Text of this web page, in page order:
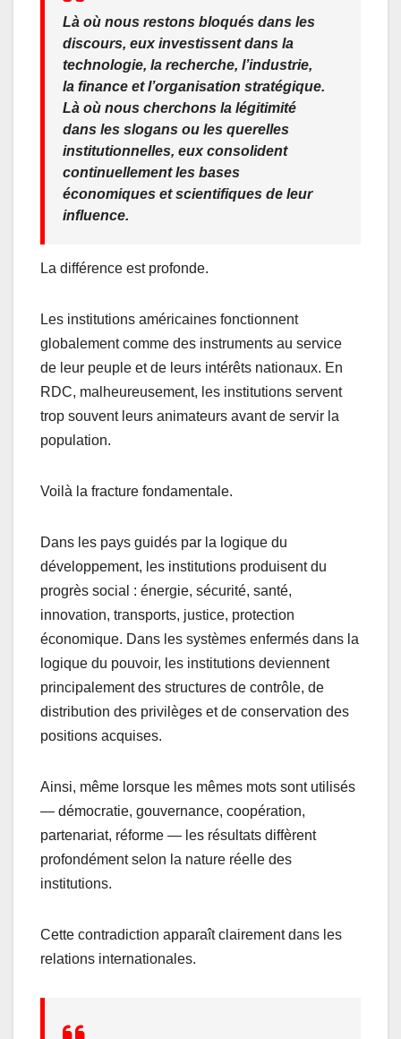
Là où nous restons bloqués dans les
discours, eux investissent dans la
technologie, la recherche, l’industrie,
la finance et l’organisation stratégique.
Là où nous cherchons la légitimité
dans les slogans ou les querelles
institutionnelles, eux consolident
continuellement les bases
économiques et scientifiques de leur
influence.
La différence est profonde.
Les institutions américaines fonctionnent
globalement comme des instruments au service
de leur peuple et de leurs intérêts nationaux. En
RDC, malheureusement, les institutions servent
trop souvent leurs animateurs avant de servir la
population.
Voilà la fracture fondamentale.
Dans les pays guidés par la logique du
développement, les institutions produisent du
progrès social : énergie, sécurité, santé,
innovation, transports, justice, protection
économique. Dans les systèmes enfermés dans la
logique du pouvoir, les institutions deviennent
principalement des structures de contrôle, de
distribution des privilèges et de conservation des
positions acquises.
Ainsi, même lorsque les mêmes mots sont utilisés
— démocratie, gouvernance, coopération,
partenariat, réforme — les résultats diffèrent
profondément selon la nature réelle des
institutions.
Cette contradiction apparaît clairement dans les
relations internationales.